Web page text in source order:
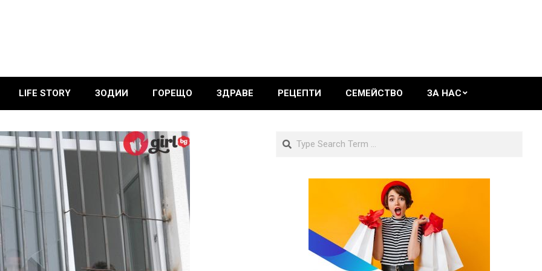
LIFE STORY ЗОДИИ ГОРЕЩО ЗДРАВЕ РЕЦЕПТИ СЕМЕЙСТВО ЗА НАС
Search